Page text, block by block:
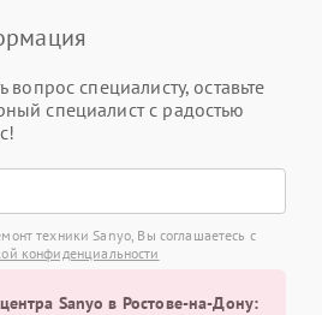
вопрос специалисту, оставьте
специалист с радостью
техники Sanyo, Вы соглашаетесь с
конфиденциальности
Sanyo в Ростове-на-Дону: